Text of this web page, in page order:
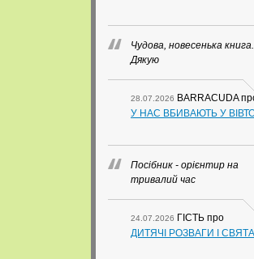
Чудова, новесенька книга.
Дякую
28.07.2026 BARRACUDA
У НАС ВБИВАЮТЬ У
Посібник - орієнтир на
тривалий час
24.07.2026 ГІСТЬ про
ДИТЯЧІ РОЗВАГИ І